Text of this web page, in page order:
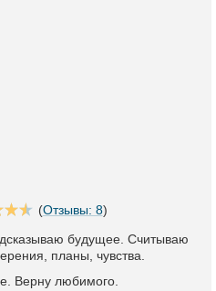
(Отзывы: 8)
будущее. Считываю
планы, чувства.
Верну любимого.